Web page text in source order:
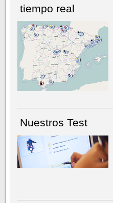
NÚMERO ACTUALHEMEROTECA
tiempo real
Nuestros Test